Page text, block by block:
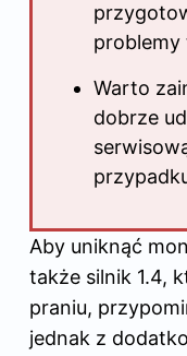
problemy
Warto
dobrze
Aby uniknąć
także silnik 1.4,
praniu,
jednak z